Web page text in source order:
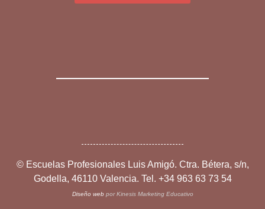
© Escuelas Profesionales Luis Amigó. Ctra. Bétera, s/n,
Godella, 46110 Valencia. Tel. +34 963 63 73 54
Diseño web por Kinesis Marketing Educativo